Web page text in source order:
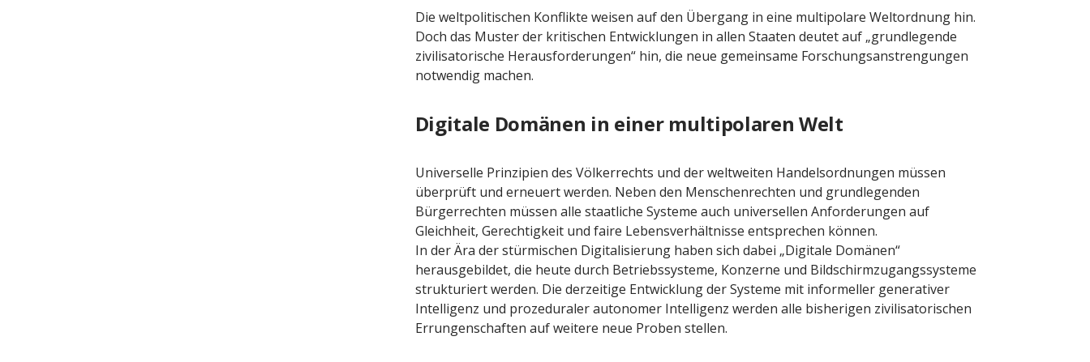
Die weltpolitischen Konflikte weisen auf den Übergang in eine multipolare Weltordnung hin.
Doch das Muster der kritischen Entwicklungen in allen Staaten deutet auf „grundlegende
zivilisatorische Herausforderungen“ hin, die neue gemeinsame Forschungsanstrengungen
notwendig machen.
Digitale Domänen in einer multipolaren Welt
Universelle Prinzipien des Völkerrechts und der weltweiten Handelsordnungen müssen
überprüft und erneuert werden. Neben den Menschenrechten und grundlegenden
Bürgerrechten müssen alle staatliche Systeme auch universellen Anforderungen auf
Gleichheit, Gerechtigkeit und faire Lebensverhältnisse entsprechen können.
In der Ära der stürmischen Digitalisierung haben sich dabei „Digitale Domänen“
herausgebildet, die heute durch Betriebssysteme, Konzerne und Bildschirmzugangssysteme
strukturiert werden. Die derzeitige Entwicklung der Systeme mit informeller generativer
Intelligenz und prozeduraler autonomer Intelligenz werden alle bisherigen zivilisatorischen
Errungenschaften auf weitere neue Proben stellen.